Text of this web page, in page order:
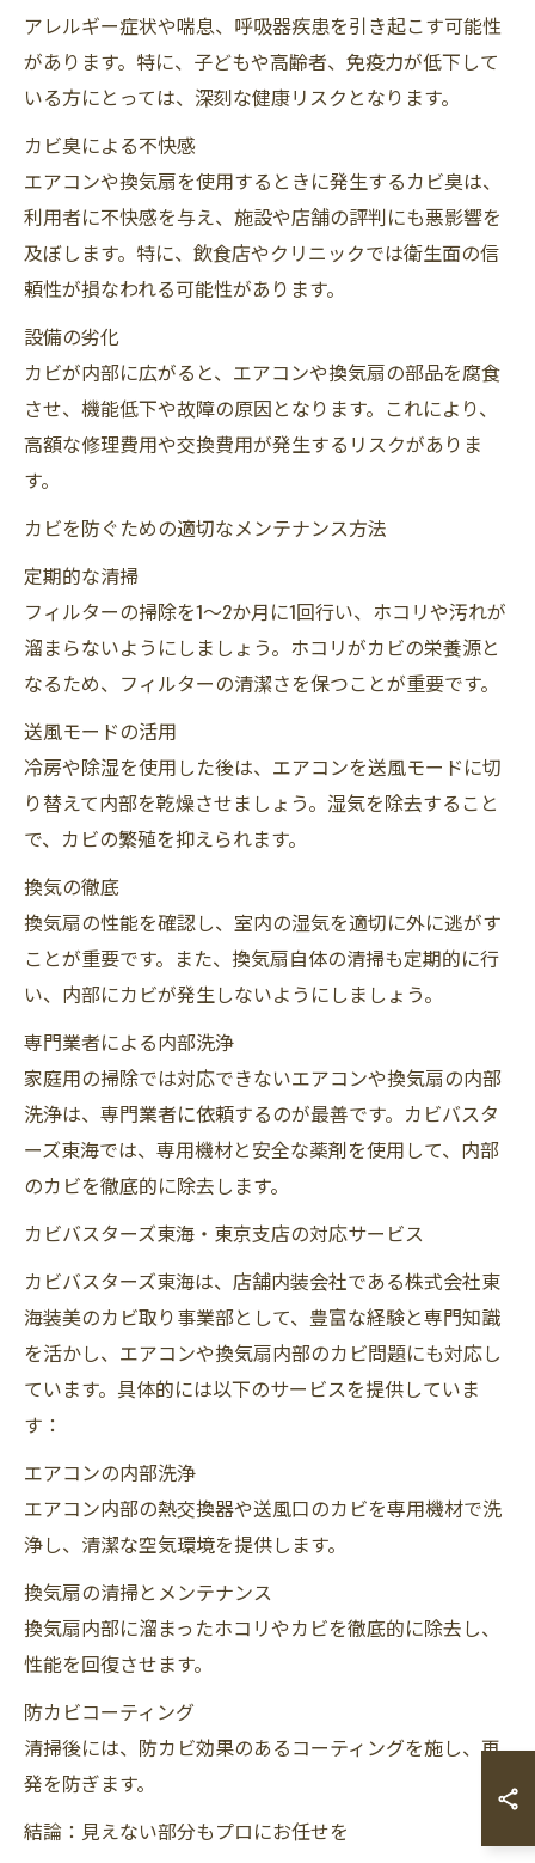
アレルギー症状や喘息、呼吸器疾患を引き起こす可能性
があります。特に、子どもや高齢者、免疫力が低下して
いる方にとっては、深刻な健康リスクとなります。
カビ臭による不快感
エアコンや換気扇を使用するときに発生するカビ臭は、
利用者に不快感を与え、施設や店舗の評判にも悪影響を
及ぼします。特に、飲食店やクリニックでは衛生面の信
頼性が損なわれる可能性があります。
設備の劣化
カビが内部に広がると、エアコンや換気扇の部品を腐食
させ、機能低下や故障の原因となります。これにより、
高額な修理費用や交換費用が発生するリスクがありま
す。
カビを防ぐための適切なメンテナンス方法
定期的な清掃
フィルターの掃除を1～2か月に1回行い、ホコリや汚れが
溜まらないようにしましょう。ホコリがカビの栄養源と
なるため、フィルターの清潔さを保つことが重要です。
送風モードの活用
冷房や除湿を使用した後は、エアコンを送風モードに切
り替えて内部を乾燥させましょう。湿気を除去すること
で、カビの繁殖を抑えられます。
換気の徹底
換気扇の性能を確認し、室内の湿気を適切に外に逃がす
ことが重要です。また、換気扇自体の清掃も定期的に行
い、内部にカビが発生しないようにしましょう。
専門業者による内部洗浄
家庭用の掃除では対応できないエアコンや換気扇の内部
洗浄は、専門業者に依頼するのが最善です。カビバスタ
ーズ東海では、専用機材と安全な薬剤を使用して、内部
のカビを徹底的に除去します。
カビバスターズ東海・東京支店の対応サービス
カビバスターズ東海は、店舗内装会社である株式会社東
海装美のカビ取り事業部として、豊富な経験と専門知識
を活かし、エアコンや換気扇内部のカビ問題にも対応し
ています。具体的には以下のサービスを提供していま
す：
エアコンの内部洗浄
エアコン内部の熱交換器や送風口のカビを専用機材で洗
浄し、清潔な空気環境を提供します。
換気扇の清掃とメンテナンス
換気扇内部に溜まったホコリやカビを徹底的に除去し、
性能を回復させます。
防カビコーティング
清掃後には、防カビ効果のあるコーティングを施し、再
発を防ぎます。
結論：見えない部分もプロにお任せを